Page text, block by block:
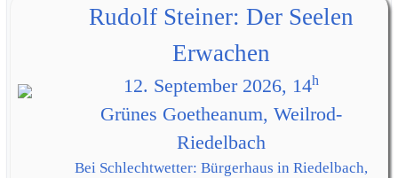
Rudolf Steiner: Der Seelen
Erwachen
12. September 2026, 14h
Grünes Goetheanum, Weilrod-
Riedelbach
Bei Schlechtwetter: Bürgerhaus in Riedelbach,